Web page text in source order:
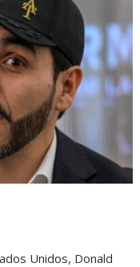
Unidos, Donald